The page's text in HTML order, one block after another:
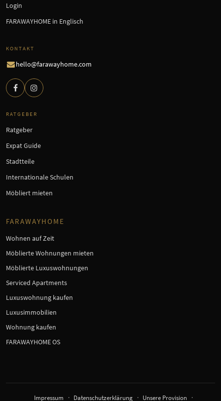
Login
FARAWAYHOME in Englisch
KONTAKT
hello@farawayhome.com
RATGEBER
Ratgeber
Expat Guide
Stadtteile
Internationale Schulen
Möbliert mieten
FARAWAYHOME
Wohnen auf Zeit
Möblierte Wohnungen mieten
Möblierte Luxuswohnungen
Serviced Apartments
Luxuswohnung kaufen
Luxusimmobilien
Wohnung kaufen
FARAWAYHOME OS
Impressum Datenschutzerklärung Unsere Provision